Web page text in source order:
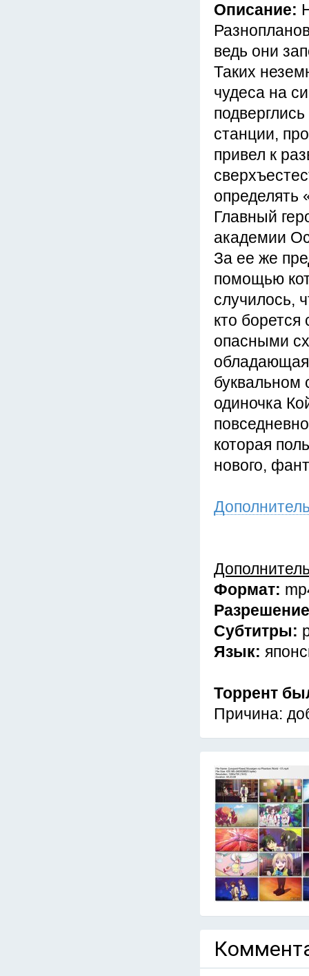
Описание:
ведь они
Таких
чудеса на
станции,
привел к
определять
Главный
академии
За ее же
помощью
случилось,
кто
опасными
обладающая
одиночка
которая
нового,
Формат:
Субтитры:
Язык:
Торрент
Причина: